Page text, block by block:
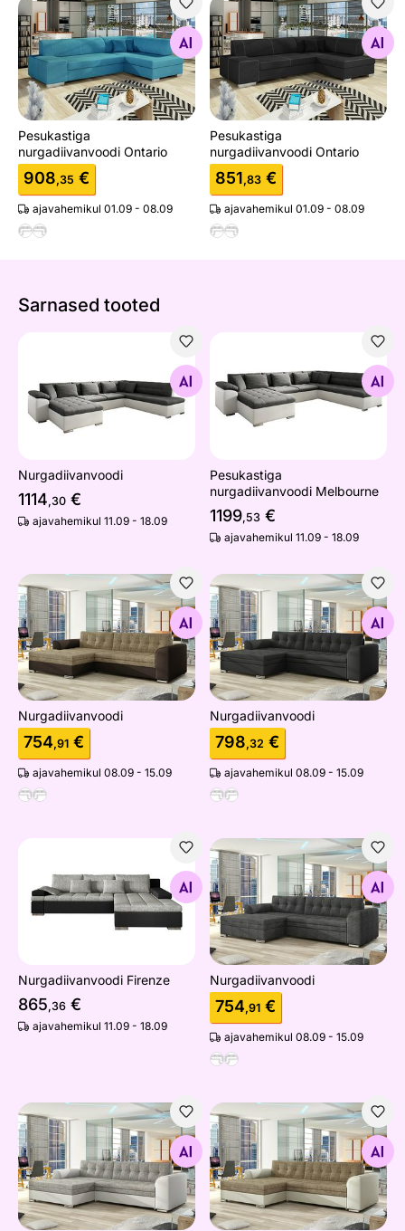
Pesukastiga nurgadiivanvoodi Ontario
Otsi sarnaseid
Pesukastiga
nurgadiivanvoodi Ontario
908,35 €
ajavahemikul 01.09 - 08.09
Pesukastiga
Otsi sarnaseid
Pesukastiga
nurgadiivanvoodi Ontario
851,83 €
ajavahemikul 01.09 - 08.09
Sarnased tooted
Otsi sarnaseid
Nurgadiivanvoodi
1114,30 €
ajavahemikul 11.09 - 18.09
Pesukastiga
Otsi sarnaseid
Pesukastiga
nurgadiivanvoodi Melbourne
1199,53 €
ajavahemikul 11.09 - 18.09
Nurgadiivanvoodi
Otsi sarnaseid
Nurgadiivanvoodi
754,91 €
ajavahemikul 08.09 - 15.09
Nurgadiivanvoodi
Otsi sarnaseid
Nurgadiivanvoodi
798,32 €
ajavahemikul 08.09 - 15.09
Nurgadiivanvoodi Firenze
Otsi sarnaseid
Nurgadiivanvoodi Firenze
865,36 €
ajavahemikul 11.09 - 18.09
Nurgadiivanvoodi
Otsi sarnaseid
Nurgadiivanvoodi
754,91 €
ajavahemikul 08.09 - 15.09
Nurgadiivanvoodi
Otsi sarnaseid
Nurgadiivanvoodi
Otsi sarnaseid